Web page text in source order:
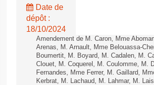
Date de
dépôt :
18/10/2024
Amendement de M. Caron, Mme
Arenas, M. Arnault, Mme Belouassa-
Boumertit, M. Boyard, M. Cadalen, M.
Clouet, M. Coquerel, M. Coulomme, M.
Fernandes, Mme Ferrer, M. Gaillard,
Kerbrat, M. Lachaud, M. Lahmar, M.